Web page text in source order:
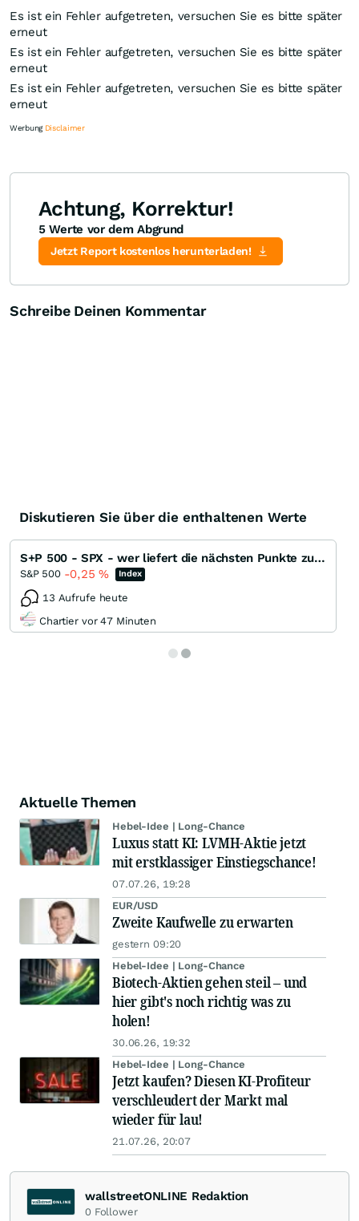
Es ist ein Fehler aufgetreten, versuchen Sie es bitte später
erneut
Es ist ein Fehler aufgetreten, versuchen Sie es bitte später
erneut
Es ist ein Fehler aufgetreten, versuchen Sie es bitte später
erneut
Knock-Out-Suche
Optionsschein-Suche
Zertifikate-Suche
Werbung Disclaimer
Achtung, Korrektur!
5 Werte vor dem Abgrund
Jetzt Report kostenlos herunterladen!
Schreibe Deinen Kommentar
Diskutieren Sie über die enthaltenen Werte
S+P 500 - SPX - wer liefert die nächsten Punkte zum ATH ?
S&P 500 -0,25% Index
13 Aufrufe heute
Chartier vor 47 Minuten
Aktuelle Themen
Hebel-Idee | Long-Chance
Luxus statt KI: LVMH-Aktie jetzt
mit erstklassiger Einstiegschance!
07.07.26, 19:28
EUR/USD
Zweite Kaufwelle zu erwarten
gestern 09:20
Hebel-Idee | Long-Chance
Biotech-Aktien gehen steil – und
hier gibt's noch richtig was zu
holen!
30.06.26, 19:32
Hebel-Idee | Long-Chance
Jetzt kaufen? Diesen KI-Profiteur
verschleudert der Markt mal
wieder für lau!
21.07.26, 20:07
wallstreetONLINE Redaktion
0 Follower